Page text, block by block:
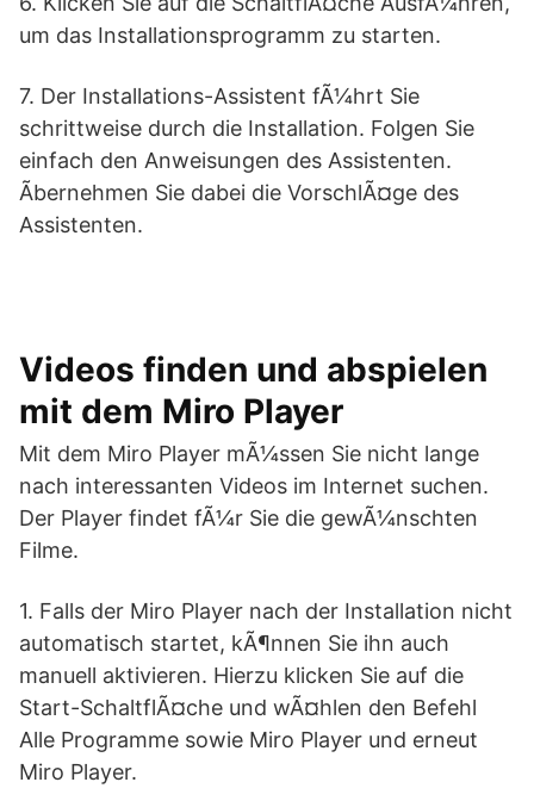
um das Installationsprogramm zu starten.
7. Der Installations-Assistent fÃ¼hrt Sie
schrittweise durch die Installation. Folgen Sie
einfach den Anweisungen des Assistenten.
Ãbernehmen Sie dabei die VorschlÃ¤ge des
Assistenten.
Videos finden und abspielen
mit dem Miro Player
Mit dem Miro Player mÃ¼ssen Sie nicht lange
nach interessanten Videos im Internet suchen.
Der Player findet fÃ¼r Sie die gewÃ¼nschten
Filme.
1. Falls der Miro Player nach der Installation nicht
automatisch startet, kÃ¶nnen Sie ihn auch
manuell aktivieren. Hierzu klicken Sie auf die
Start-SchaltflÃ¤che und wÃ¤hlen den Befehl
Alle Programme sowie Miro Player und erneut
Miro Player.